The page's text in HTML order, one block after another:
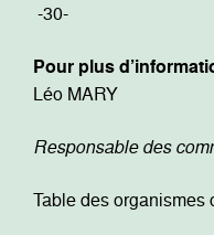
-30-
Pour plus
Léo MARY
Responsable des
Table des organismes